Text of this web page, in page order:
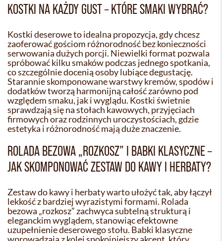
KOSTKI NA KAŻDY GUST – KTÓRE SMAKI WYBRAĆ?
Kostki deserowe to idealna propozycja, gdy chcesz
zaoferować gościom różnorodność bez konieczności
serwowania dużych porcji. Niewielki format pozwala
spróbować kilku smaków podczas jednego spotkania,
co szczególnie docenią osoby lubiące degustację.
Starannie skomponowane warstwy kremów, spodów i
dodatków tworzą harmonijną całość zarówno pod
względem smaku, jak i wyglądu. Kostki świetnie
sprawdzają się na stołach kawowych, przyjęciach
firmowych oraz rodzinnych uroczystościach, gdzie
estetyka i różnorodność mają duże znaczenie.
ROLADA BEZOWA „ROZKOSZ” I BABKI KLASYCZNE –
JAK SKOMPONOWAĆ ZESTAW DO KAWY I HERBATY?
Zestaw do kawy i herbaty warto ułożyć tak, aby łączył
lekkość z bardziej wyrazistymi formami. Rolada
bezowa „rozkosz” zachwyca subtelną strukturą i
eleganckim wyglądem, stanowiąc efektowne
uzupełnienie deserowego stołu. Babki klasyczne